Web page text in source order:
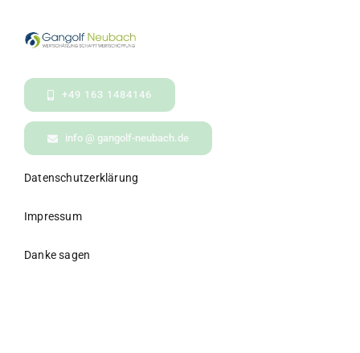
+49 163 1484146
info @ gangolf-neubach.de
Datenschutzerklärung
Impressum
Danke sagen